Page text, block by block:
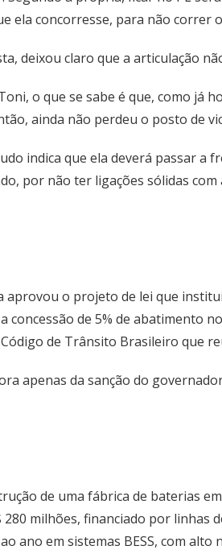
ela concorresse, para não correr
deixou claro que a articulação
o que se sabe é que, como já
ainda não perdeu o posto de
indica que ela deverá passar a
por não ter ligações sólidas
aprovou o projeto de lei que
concessão de 5% de abatimento
de Trânsito Brasileiro que
apenas da sanção do
de uma fábrica de baterias
milhões, financiado por linhas
ano em sistemas BESS, com